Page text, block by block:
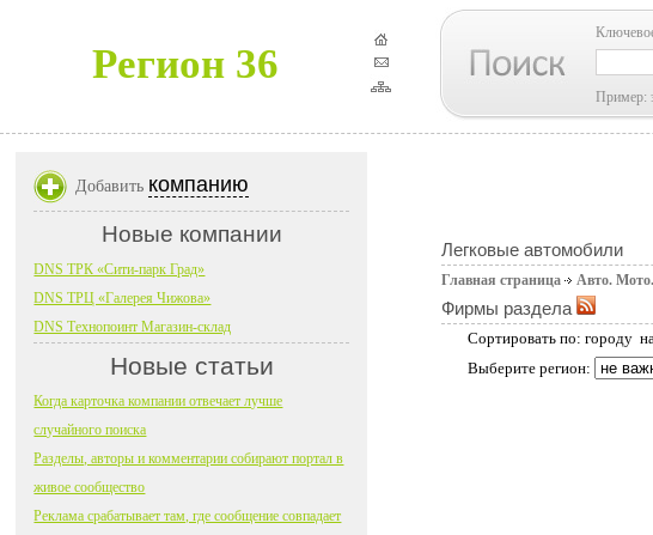
Регион 36
Пример:
Легковые автомобили
Главная страница Авто.
Фирмы раздела
Сортировать по: городу
Выберите регион:
Добавить компанию
Новые компании
DNS ТРК «Сити-парк Град»
DNS ТРЦ «Галерея Чижова»
DNS Технопоинт Магазин-склад
Новые статьи
Когда карточка компании отвечает лучше
случайного поиска
Разделы, авторы и комментарии собирают портал в
живое сообщество
Реклама срабатывает там, где сообщение совпадает